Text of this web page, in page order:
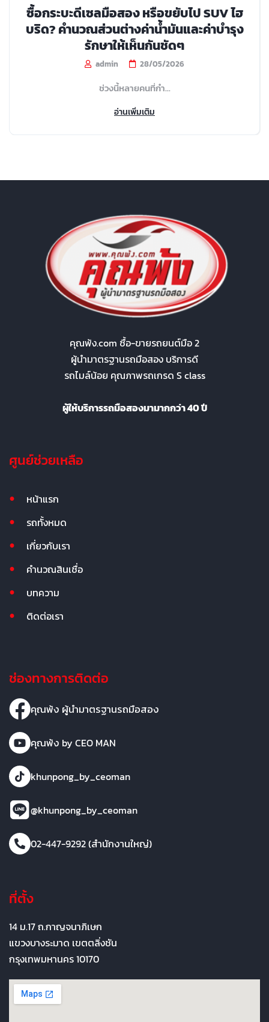
ซื้อกระบะดีเซลมือสอง หรือขยับไป SUV ไฮ
บริด? คำนวณส่วนต่างค่าน้ำมันและค่าบำรุง
รักษาให้เห็นกันชัดๆ
admin 28/05/2026
ช่วงนี้หลายคนที่กำ...
อ่านเพิ่มเติม
คุณพ้ง.com ซื้อ-ขายรถยนต์มือ 2
ผู้นำมาตรฐานรถมือสอง บริการดี
รถไมล์น้อย คุณภาพรถเกรด S class
ผู้ให้บริการรถมือสองมามากกว่า 40 ปี
ศูนย์ช่วยเหลือ
หน้าแรก
รถทั้งหมด
เกี่ยวกับเรา
คำนวณสินเชื่อ
บทความ
ติดต่อเรา
ช่องทางการติดต่อ
คุณพ้ง ผู้นำมาตรฐานรถมือสอง
คุณพ้ง by CEO MAN
khunpong_by_ceoman
@khunpong_by_ceoman
02-447-9292 (สำนักงานใหญ่)
ที่ตั้ง
14 ม.17 ถ.กาญจนาภิเษก
แขวงบางระมาด เขตตลิ่งชัน
กรุงเทพมหานคร 10170